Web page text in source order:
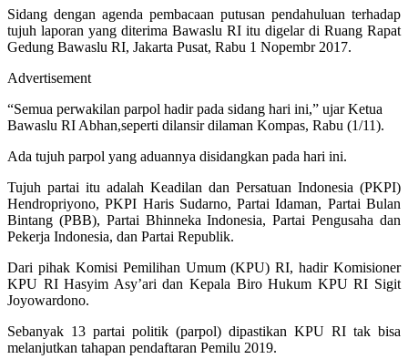
Sidang dengan agenda pembacaan putusan pendahuluan terhadap
tujuh laporan yang diterima Bawaslu RI itu digelar di Ruang Rapat
Gedung Bawaslu RI, Jakarta Pusat, Rabu 1 Nopembr 2017.
Advertisement
“Semua perwakilan parpol hadir pada sidang hari ini,” ujar Ketua
Bawaslu RI Abhan,seperti dilansir dilaman Kompas, Rabu (1/11).
Ada tujuh parpol yang aduannya disidangkan pada hari ini.
Tujuh partai itu adalah Keadilan dan Persatuan Indonesia (PKPI)
Hendropriyono, PKPI Haris Sudarno, Partai Idaman, Partai Bulan
Bintang (PBB), Partai Bhinneka Indonesia, Partai Pengusaha dan
Pekerja Indonesia, dan Partai Republik.
Dari pihak Komisi Pemilihan Umum (KPU) RI, hadir Komisioner
KPU RI Hasyim Asy’ari dan Kepala Biro Hukum KPU RI Sigit
Joyowardono.
Sebanyak 13 partai politik (parpol) dipastikan KPU RI tak bisa
melanjutkan tahapan pendaftaran Pemilu 2019.